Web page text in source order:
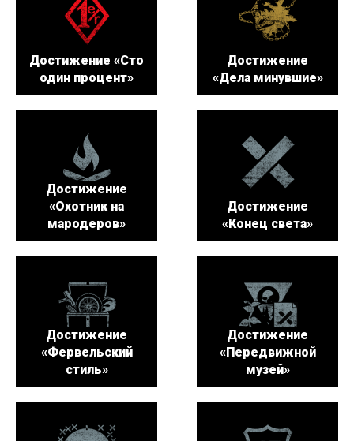
Достижение «Сто
один процент»
Достижение
«Дела минувшие»
Достижение
«Охотник на
мародеров»
Достижение
«Конец света»
Достижение
«Фервельский
стиль»
Достижение
«Передвижной
музей»